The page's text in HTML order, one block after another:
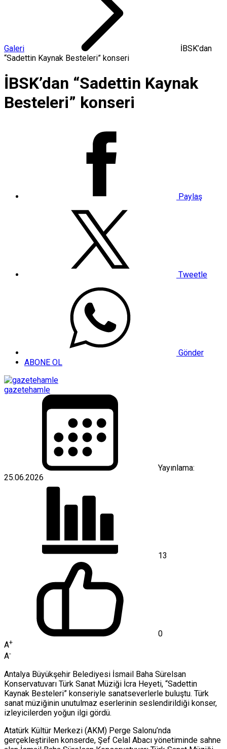
Galeri
İBSK’dan
“Sadettin Kaynak Besteleri” konseri
İBSK’dan “Sadettin Kaynak
Besteleri” konseri
Paylaş
Tweetle
Gönder
ABONE OL
gazetehamle
Yayınlama:
25.06.2026
13
0
A+
A-
Antalya Büyükşehir Belediyesi İsmail Baha Sürelsan
Konservatuvarı Türk Sanat Müziği İcra Heyeti, “Sadettin
Kaynak Besteleri” konseriyle sanatseverlerle buluştu. Türk
sanat müziğinin unutulmaz eserlerinin seslendirildiği konser,
izleyicilerden yoğun ilgi gördü.
Atatürk Kültür Merkezi (AKM) Perge Salonu’nda
gerçekleştirilen konserde, Şef Celal Abacı yönetiminde sahne